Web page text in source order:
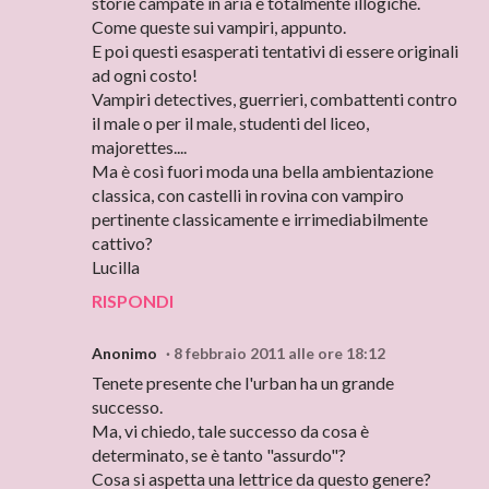
Come queste sui vampiri, appunto.
E poi questi esasperati tentativi di essere originali
ad ogni costo!
Vampiri detectives, guerrieri, combattenti contro
il male o per il male, studenti del liceo,
majorettes....
Ma è così fuori moda una bella ambientazione
classica, con castelli in rovina con vampiro
pertinente classicamente e irrimediabilmente
cattivo?
Lucilla
RISPONDI
Anonimo 8 febbraio 2011 alle ore 18:12
Tenete presente che l'urban ha un grande
successo.
Ma, vi chiedo, tale successo da cosa è
determinato, se è tanto "assurdo"?
Cosa si aspetta una lettrice da questo genere?